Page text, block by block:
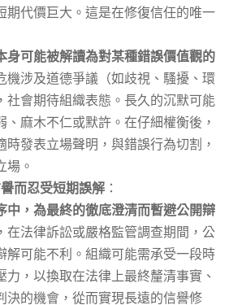
期代價巨大。這是在修復信任的唯一
身可能被解讀為對某種錯誤價值觀的
機涉及道德爭議（如歧視、騷擾、環
社會期待組織表態。長久的沉默可能
、麻木不仁或默許。在仔細權衡後，
時發表立場聲明，與錯誤行為切割，
場。
而忍受短期誤解 ：
中，為最終的徹底澄清而暫避公開辯
在法律訴訟或嚴格監管調查期間，公
解可能不利。組織可能需承受一段時
力，以換取在法律上最終釐清事實、
決的機會，從而實現長遠的信譽修